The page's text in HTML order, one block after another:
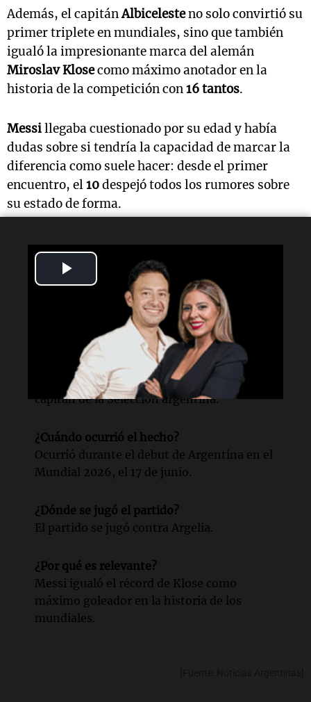
Video
Además, el capitánAlbicelesteno solo convirtió su
primer triplete en mundiales, sino que también
igualó la impresionante marca del alemán
Miroslav Klosecomo máximo anotador en la
historia de la competición con16 tantos.
Messillegaba cuestionado por su edad y había
dudas sobre si tendría la capacidad de marcar la
diferencia como suele hacer: desde el primer
encuentro, el10despejó todos los rumores sobre
su estado de forma.
Lectura rápida
¿Qué hizo Haaland?
Publicó en redes sociales un mensaje
elogiando a Messi tras su hat-trick.
¿Quién es el protagonista principal?
El protagonista principal es Lionel Messi,
capitán de la Selección argentina.
¿Cuándo ocurrió el hecho?
Ocurrió durante el debut de Argentina en el
Mundial 2026, el 17 de junio.
¿Dónde se jugó el partido?
El partido se jugó contra Argelia.
¿Por qué es relevante?
Messi igualó el récord de Klose como
máximo goleador en la historia de los
mundiales.